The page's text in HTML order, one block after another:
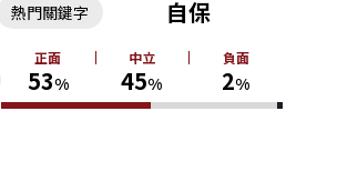
正面
53%
中立
45%
負面
2%
熱門關鍵字 自保